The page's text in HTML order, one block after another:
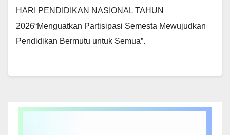
HARI PENDIDIKAN NASIONAL TAHUN
2026“Menguatkan Partisipasi Semesta Mewujudkan
Pendidikan Bermutu untuk Semua”.